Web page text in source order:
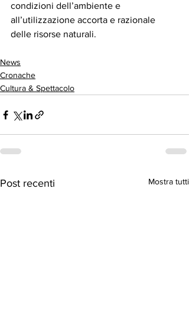
condizioni dell’ambiente e
all’utilizzazione accorta e razionale
delle risorse naturali.
News
Cronache
Cultura & Spettacolo
Post recenti Mostra tutti